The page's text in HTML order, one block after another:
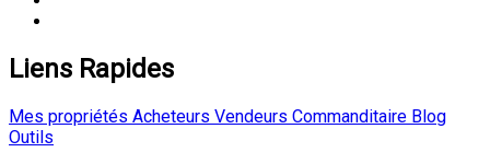
Liens Rapides
Mes propriétés Acheteurs Vendeurs Commanditaire Blog
Outils